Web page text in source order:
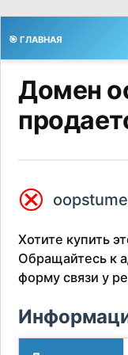
🎯 ГЛАВНАЯ
Домен
⮿
Хотите купить
Обращайтесь к
форму связи у